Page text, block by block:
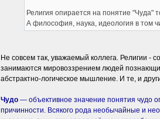
Религия опирается на понятие "Чуда"
А философия, наука, идеология в том
Не совсем так, уважаемый коллега. Религии -
занимаются мировоззрением людей
абстрактно-логическое мышление. И те, и
Чудо — объективное значение понятия чудо
причинности. Всякого рода необычайные и